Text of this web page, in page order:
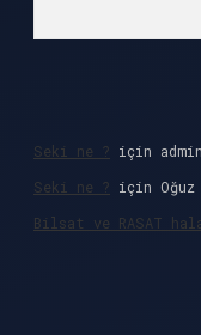
Seki ne ? için admin
Seki ne ? için Oğuz
Bilsat ve RASAT